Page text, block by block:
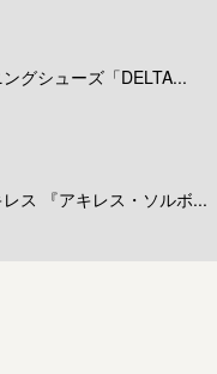
グシューズ「DELTA...
ス 『アキレス・ソルボ...